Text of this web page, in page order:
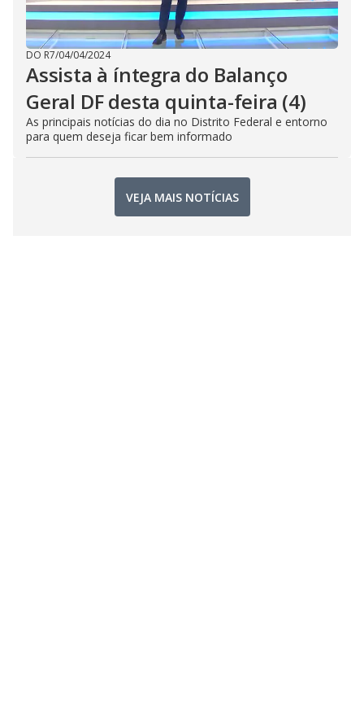
DO R7/04/04/2024
Assista à íntegra do Balanço
Geral DF desta quinta-feira (4)
As principais notícias do dia no Distrito Federal e entorno
para quem deseja ficar bem informado
VEJA MAIS NOTÍCIAS